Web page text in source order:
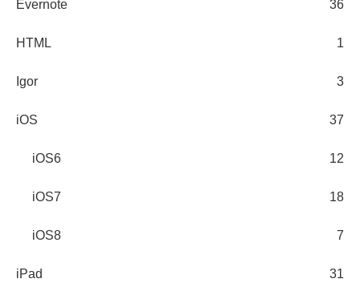
Evernote 36
HTML 1
Igor 3
iOS 37
iOS6 12
iOS7 18
iOS8 7
iPad 31